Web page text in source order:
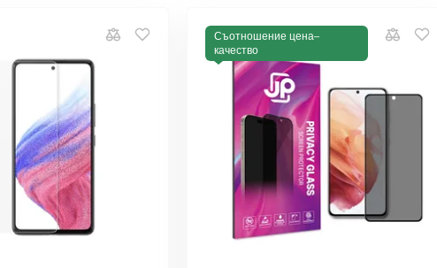
Съотношение цена–
качество